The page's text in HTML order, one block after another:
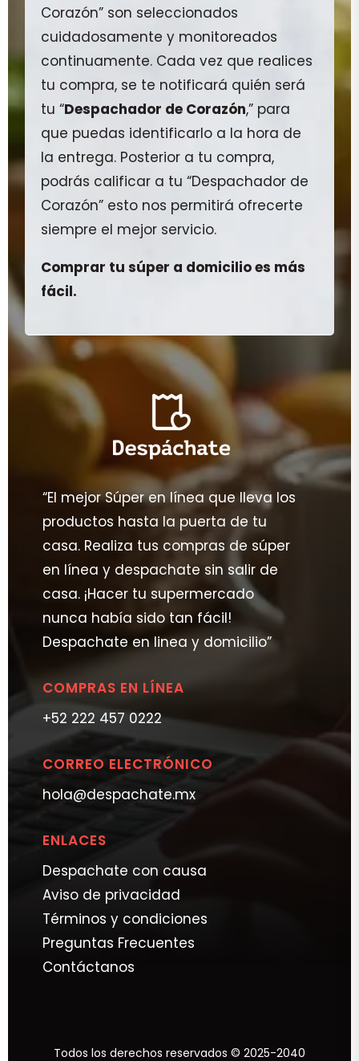
Corazón” son seleccionados
cuidadosamente y monitoreados
continuamente. Cada vez que realices
tu compra, se te notificará quién será
tu “Despachador de Corazón,” para
que puedas identificarlo a la hora de
la entrega. Posterior a tu compra,
podrás calificar a tu “Despachador de
Corazón” esto nos permitirá ofrecerte
siempre el mejor servicio.
Comprar tu súper a domicilio es más
fácil.
“El mejor Súper en línea que lleva los
productos hasta la puerta de tu
casa. Realiza tus compras de súper
en línea y despachate sin salir de
casa. ¡Hacer tu supermercado
nunca había sido tan fácil!
Despachate en linea y domicilio”
COMPRAS EN LÍNEA
+52 222 457 0222
CORREO ELECTRÓNICO
hola@despachate.mx
ENLACES
Despachate con causa
Aviso de privacidad
Términos y condiciones
Preguntas Frecuentes
Contáctanos
Todos los derechos reservados © 2025-2040